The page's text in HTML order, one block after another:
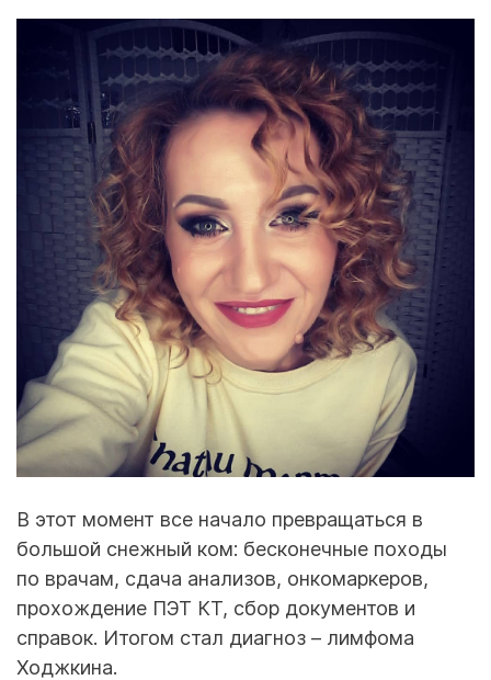
В этот момент все начало превращаться в
большой снежный ком: бесконечные походы
по врачам, сдача анализов, онкомаркеров,
прохождение ПЭТ КТ, сбор документов и
справок. Итогом стал диагноз – лимфома
Ходжкина.